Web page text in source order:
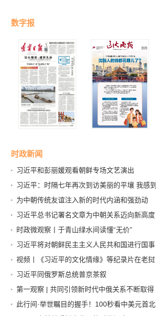
数字报
时政新闻
习近平和彭丽媛观看朝鲜专场文艺演出
习近平：时隔七年再次到访美丽的平壤 我感到
十分高兴 也格外亲切
为中朝传统友谊注入新的时代内涵和强劲动
力，习近平提出“四个坚持”
习近平总书记署名文章为中朝关系迈向新高度
提供指引
时政微观察丨于青山绿水间读懂“无价”
习近平将对朝鲜民主主义人民共和国进行国事
访问
视频丨《习近平的文化情缘》等纪录片在老挝
启播
习近平同俄罗斯总统普京茶叙
第一观察 | 共同引领新时代中俄关系不断取得
新成果
此行间·举世瞩目的握手！100秒看中美元首北